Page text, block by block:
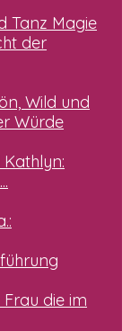
Tanz Magie
der
Wild und
Würde
Kathlyn:
die im